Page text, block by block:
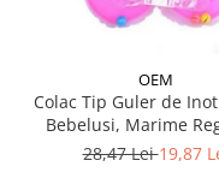
OEM
Colac Tip Guler de
Bebelusi, Marime
28,47 Lei19,87